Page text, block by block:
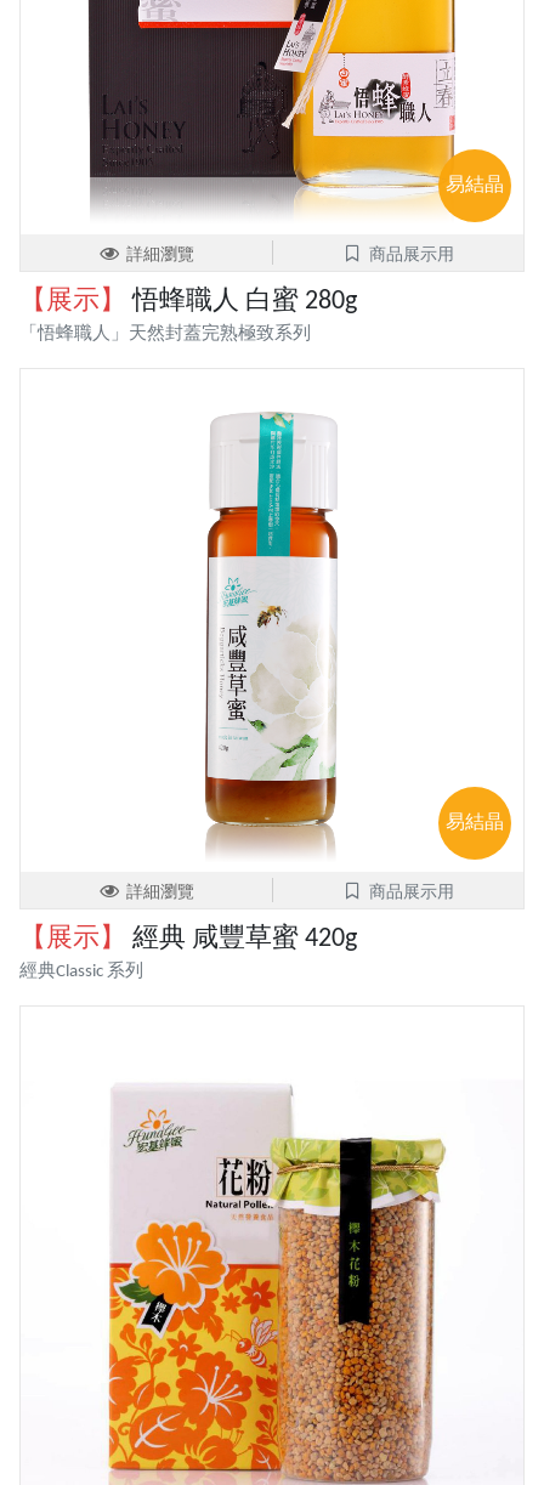
易結晶
詳細瀏覽 商品展示用
【展示】 悟蜂職人 白蜜 280g
「悟蜂職人」天然封蓋完熟極致系列
易結晶
詳細瀏覽 商品展示用
【展示】 經典 咸豐草蜜 420g
經典Classic 系列